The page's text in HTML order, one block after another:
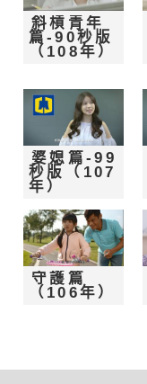
斜槓青年
篇-90秒版
（108年）
婆媳篇-99
秒版（107
年）
守護篇
（106年）